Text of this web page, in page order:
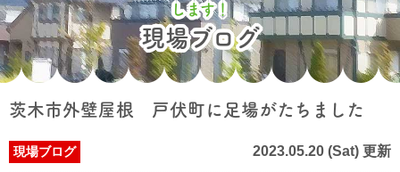
します！
現場ブログ
茨木市外壁屋根 戸伏町に足場がたちました
現場ブログ 2023.05.20 (Sat) 更新